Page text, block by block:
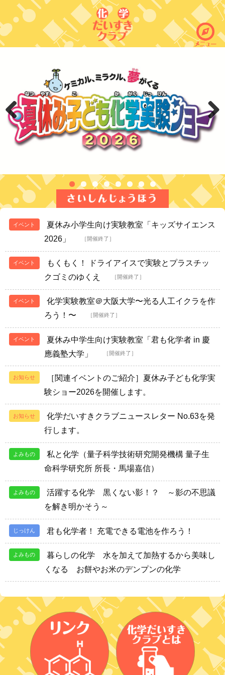
Previous Next
イベント
夏休み小学生向け実験教室「キッズサイエンス
2026」
［開催終了］
イベント
もくもく！ ドライアイスで実験とプラスチッ
クゴミのゆくえ
［開催終了］
イベント
化学実験教室＠大阪大学〜光る人工イクラを作
ろう！〜
［開催終了］
イベント
夏休み中学生向け実験教室「君も化学者 in 慶
應義塾大学」
［開催終了］
お知らせ
［関連イベントのご紹介］夏休み子ども化学実
験ショー2026を開催します。
お知らせ
化学だいすきクラブニュースレター No.63を発
行します。
よみもの
私と化学（量子科学技術研究開発機構 量子生
命科学研究所 所長・馬場嘉信）
よみもの
活躍する化学 黒くない影！？ ～影の不思議
を解き明かそう～
じっけん 君も化学者！ 充電できる電池を作ろう！
よみもの
暮らしの化学 水を加えて加熱するから美味し
くなる お餅やお米のデンプンの化学